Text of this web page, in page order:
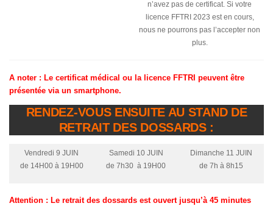
n’avez pas de certificat. Si votre
licence FFTRI 2023 est en cours,
nous ne pourrons pas l’accepter non
plus.
A noter : Le certificat médical ou la licence FFTRI peuvent être
présentée via un smartphone.
RENDEZ-VOUS ENSUITE AU STAND DE
RETRAIT DES DOSSARDS :
Vendredi 9 JUIN
de 14H00 à 19H00
Samedi 10 JUIN
de 7h30 à 19H00
Dimanche 11 JUIN
de 7h à 8h15
Attention : Le retrait des dossards est ouvert jusqu’à 45 minutes